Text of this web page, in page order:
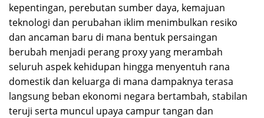
kepentingan, perebutan sumber daya, kemajuan
teknologi dan perubahan iklim menimbulkan resiko
dan ancaman baru di mana bentuk persaingan
berubah menjadi perang proxy yang merambah
seluruh aspek kehidupan hingga menyentuh rana
domestik dan keluarga di mana dampaknya terasa
langsung beban ekonomi negara bertambah, stabilan
teruji serta muncul upaya campur tangan dan